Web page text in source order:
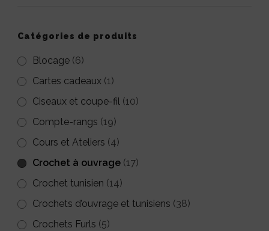
être
page
du
produit
Catégories de produits
Blocage (6)
Cartes cadeaux (1)
Ciseaux et coupe-fil (10)
Compte-rangs (19)
Cours et Ateliers (4)
Crochet à ouvrage (17)
Crochet tunisien (14)
Crochets d’ouvrage et tunisiens (38)
Crochets Furls (5)